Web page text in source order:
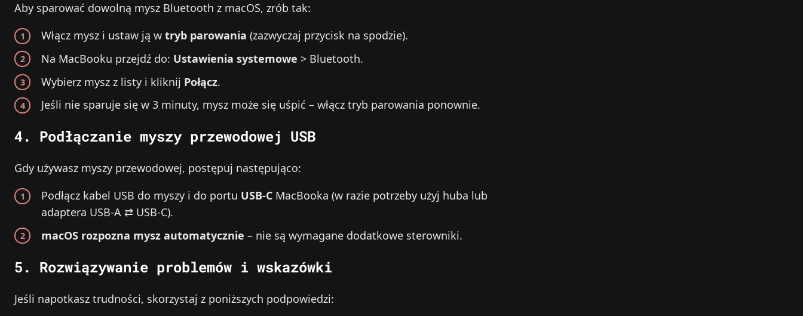
Aby sparować dowolną mysz Bluetooth z macOS, zrób tak:
Włącz mysz i ustaw ją w tryb parowania (zazwyczaj przycisk na spodzie).
Na MacBooku przejdź do: Ustawienia systemowe > Bluetooth.
Wybierz mysz z listy i kliknij Połącz.
Jeśli nie sparuje się w 3 minuty, mysz może się uśpić – włącz tryb parowania ponownie.
4. Podłączanie myszy przewodowej USB
Gdy używasz myszy przewodowej, postępuj następująco:
Podłącz kabel USB do myszy i do portu USB‑C MacBooka (w razie potrzeby użyj huba lub
adaptera USB‑A ⇄ USB‑C).
macOS rozpozna mysz automatycznie – nie są wymagane dodatkowe sterowniki.
5. Rozwiązywanie problemów i wskazówki
Jeśli napotkasz trudności, skorzystaj z poniższych podpowiedzi: